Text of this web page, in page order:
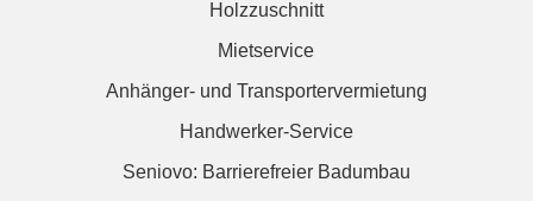
Holzzuschnitt
Mietservice
Anhänger- und Transportervermietung
Handwerker-Service
Seniovo: Barrierefreier Badumbau